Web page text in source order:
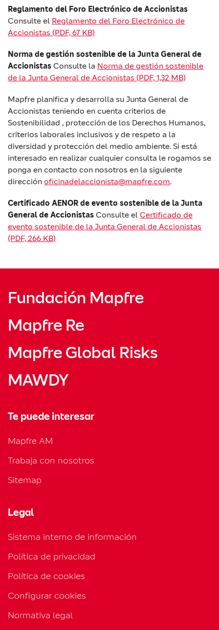
Reglamento del Foro Electrónico de Accionistas
Consulte el Reglamento del Foro Electrónico de
Accionistas (PDF, 67 KB)
Norma de gestión sostenible de la Junta General de
Accionistas Consulte la Norma de gestión sostenible
de la Junta General de Accionistas (PDF, 1,32 MB)
Mapfre planifica y desarrolla su Junta General de
Accionistas teniendo en cuenta criterios de
Sostenibilidad , protección de los Derechos Humanos,
criterios laborales inclusivos y de respeto a la
diversidad y protección del medio ambiente. Si está
interesado en realizar cualquier consulta le rogamos se
ponga en contacto con nosotros en la siguiente
dirección oficinadelaccionista@mapfre.com.
Certificado AENOR de evento sostenible de la Junta
General de Accionistas Consulte el Certificado de
evento sostenible de la Junta General de Accionistas
(PDF, 266 KB)
Fundación Mapfre
Mapfre Re
Mapfre Global Risks
MAWDY
Te puede interesar
Mapfre AM
Trabaja con nosotros
Sitemap
Legal
Sistema interno de información
Política de privacidad
Política de cookies
Configurar cookies
Normativa legal